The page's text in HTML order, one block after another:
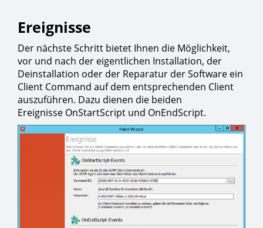
Ereignisse
Der nächste Schritt bietet Ihnen die Möglichkeit,
vor und nach der eigentlichen Installation, der
Deinstallation oder der Reparatur der Software ein
Client Command auf dem entsprechenden Client
auszuführen. Dazu dienen die beiden
Ereignisse OnStartScript und OnEndScript.